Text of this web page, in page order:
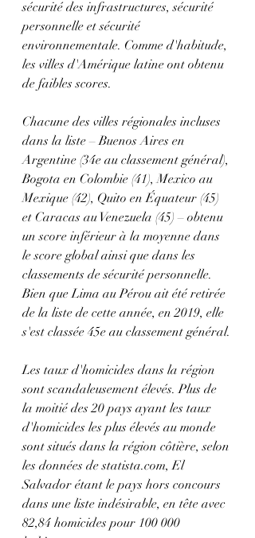
sécurité des infrastructures, sécurité
personnelle et sécurité
environnementale. Comme d'habitude,
les villes d'Amérique latine ont obtenu
de faibles scores.
Chacune des villes régionales incluses
dans la liste – Buenos Aires en
Argentine (34e au classement général),
Bogota en Colombie (41), Mexico au
Mexique (42), Quito en Équateur (45)
et Caracas au Venezuela (45) – obtenu
un score inférieur à la moyenne dans
le score global ainsi que dans les
classements de sécurité personnelle.
Bien que Lima au Pérou ait été retirée
de la liste de cette année, en 2019, elle
s'est classée 45e au classement général.
Les taux d'homicides dans la région
sont scandaleusement élevés. Plus de
la moitié des 20 pays ayant les taux
d'homicides les plus élevés au monde
sont situés dans la région côtière, selon
les données de statista.com, El
Salvador étant le pays hors concours
dans une liste indésirable, en tête avec
82,84 homicides pour 100 000